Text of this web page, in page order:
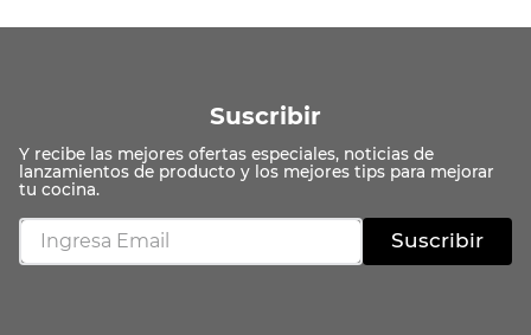
Suscribir
Suscribir